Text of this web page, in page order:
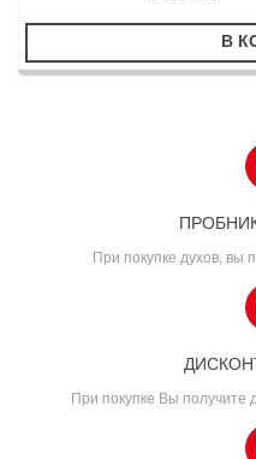
В
При покупке духов, вы
При покупке Вы получите